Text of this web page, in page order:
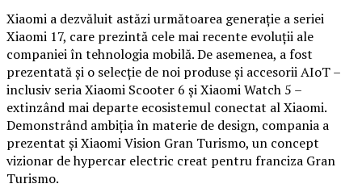
Xiaomi a dezvăluit astăzi următoarea generație a seriei
Xiaomi 17, care prezintă cele mai recente evoluții ale
companiei în tehnologia mobilă. De asemenea, a fost
prezentată și o selecție de noi produse și accesorii AIoT –
inclusiv seria Xiaomi Scooter 6 și Xiaomi Watch 5 –
extinzând mai departe ecosistemul conectat al Xiaomi.
Demonstrând ambiția în materie de design, compania a
prezentat și Xiaomi Vision Gran Turismo, un concept
vizionar de hypercar electric creat pentru franciza Gran
Turismo.